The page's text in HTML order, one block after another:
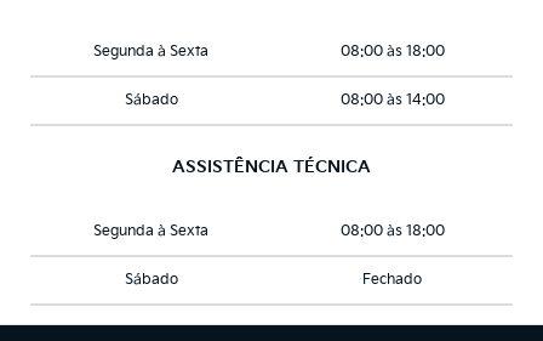
Segunda à Sexta 08:00 às 18:00
Sábado 08:00 às 14:00
ASSISTÊNCIA TÉCNICA
Segunda à Sexta 08:00 às 18:00
Sábado Fechado